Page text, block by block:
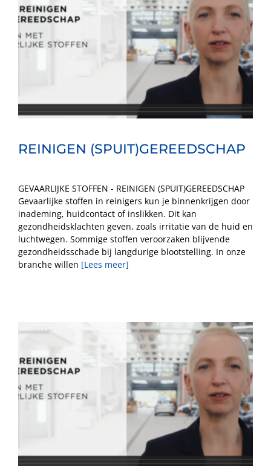
REINIGEN (SPUIT)GEREEDSCHAP
GEVAARLIJKE STOFFEN - REINIGEN (SPUIT)GEREEDSCHAP
Gevaarlijke stoffen in reinigers kun je binnenkrijgen door
inademing, huidcontact of inslikken. Dit kan
gezondheidsklachten geven, zoals irritatie van de huid en
luchtwegen. Sommige stoffen veroorzaken blijvende
gezondheidsschade bij langdurige blootstelling. In onze
branche willen [Lees meer]